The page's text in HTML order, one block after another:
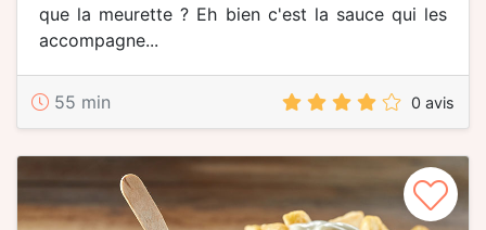
que la meurette ? Eh bien c'est la sauce qui les
accompagne...
55 min 0 avis